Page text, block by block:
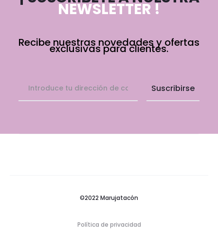
NEWSLETTER !
Recibe nuestras novedades y ofertas
exclusivas para clientes.
©2022 Marujatacón
Política de privacidad